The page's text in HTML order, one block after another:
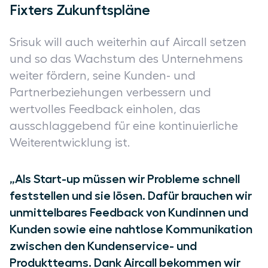
Fixters Zukunftspläne
Srisuk will auch weiterhin auf Aircall setzen
und so das Wachstum des Unternehmens
weiter fördern, seine Kunden- und
Partnerbeziehungen verbessern und
wertvolles Feedback einholen, das
ausschlaggebend für eine kontinuierliche
Weiterentwicklung ist.
„Als Start-up müssen wir Probleme schnell
feststellen und sie lösen. Dafür brauchen wir
unmittelbares Feedback von Kundinnen und
Kunden sowie eine nahtlose Kommunikation
zwischen den Kundenservice- und
Produktteams. Dank Aircall bekommen wir